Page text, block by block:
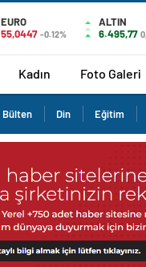
EURO
55,0447 -0.12%
ALTIN
6.495,77
Kadın Foto Galeri
Bülten Din Eğitim